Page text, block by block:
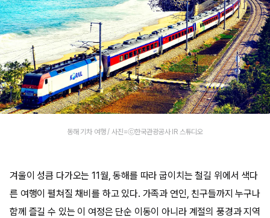
동해 기차 여행 / 사진=ⓒ한국관광공사 IR 스튜디오
겨울이 성큼 다가오는 11월, 동해를 따라 굽이치는 철길 위에서 색다
른 여행이 펼쳐질 채비를 하고 있다. 가족과 연인, 친구들까지 누구나
함께 즐길 수 있는 이 여정은 단순 이동이 아니라 계절의 풍경과 지역